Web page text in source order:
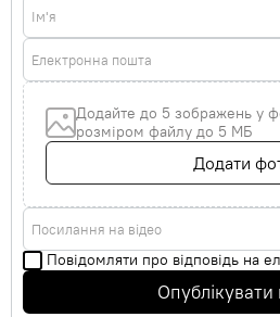
Ім'я
Електронна пошта
Додайте до 5 зображень у
розміром файлу до 5 МБ
Додати
Посилання на відео
Повідомляти про відповідь на
Опублікувати